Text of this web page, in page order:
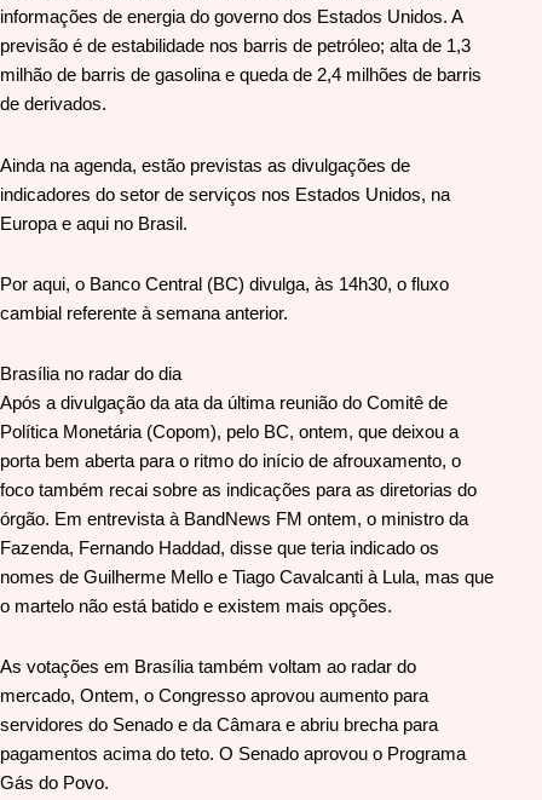
informações de energia do governo dos Estados Unidos. A
previsão é de estabilidade nos barris de petróleo; alta de 1,3
milhão de barris de gasolina e queda de 2,4 milhões de barris
de derivados.
Ainda na agenda, estão previstas as divulgações de
indicadores do setor de serviços nos Estados Unidos, na
Europa e aqui no Brasil.
Por aqui, o Banco Central (BC) divulga, às 14h30, o fluxo
cambial referente à semana anterior.
Brasília no radar do dia
Após a divulgação da ata da última reunião do Comitê de
Política Monetária (Copom), pelo BC, ontem, que deixou a
porta bem aberta para o ritmo do início de afrouxamento, o
foco também recai sobre as indicações para as diretorias do
órgão. Em entrevista à BandNews FM ontem, o ministro da
Fazenda, Fernando Haddad, disse que teria indicado os
nomes de Guilherme Mello e Tiago Cavalcanti à Lula, mas que
o martelo não está batido e existem mais opções.
As votações em Brasília também voltam ao radar do
mercado, Ontem, o Congresso aprovou aumento para
servidores do Senado e da Câmara e abriu brecha para
pagamentos acima do teto. O Senado aprovou o Programa
Gás do Povo.